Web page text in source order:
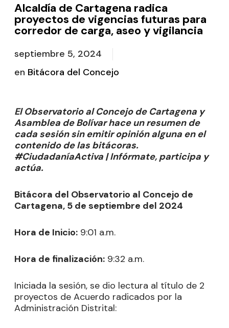
Alcaldía de Cartagena radica
proyectos de vigencias futuras para
corredor de carga, aseo y vigilancia
septiembre 5, 2024
en Bitácora del Concejo
El Observatorio al Concejo de Cartagena y
Asamblea de Bolívar hace un resumen de
cada sesión sin emitir opinión alguna en el
contenido de las bitácoras.
#CiudadaníaActiva | Infórmate, participa y
actúa.
Bitácora del Observatorio al Concejo de
Cartagena, 5 de septiembre del 2024
Hora de Inicio: 9:01 a.m.
Hora de finalización: 9:32 a.m.
Iniciada la sesión, se dio lectura al título de 2
proyectos de Acuerdo radicados por la
Administración Distrital: